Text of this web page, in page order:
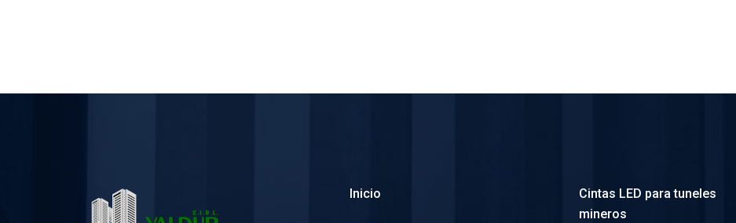
Inicio
Cintas LED para tuneles
mineros